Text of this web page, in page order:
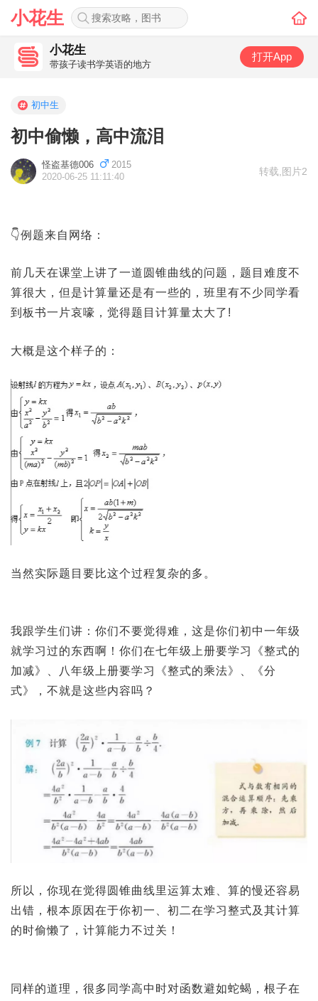
小花生
小花生
带孩子读书学英语的地方
打开App
初中生
初中偷懒，高中流泪
怪盗基德006
2015
2020-06-25 11:11:40
转载 图片2
👇例题来自网络：
前几天在课堂上讲了一道圆锥曲线的问题，题目难度不
算很大，但是计算量还是有一些的，班里有不少同学看
到板书一片哀嚎，觉得题目计算量太大了!
大概是这个样子的：
当然实际题目要比这个过程复杂的多。
我跟学生们讲：你们不要觉得难，这是你们初中一年级
就学习过的东西啊！你们在七年级上册要学习《整式的
加减》、八年级上册要学习《整式的乘法》、《分
式》，不就是这些内容吗？
所以，你现在觉得圆锥曲线里运算太难、算的慢还容易
出错，根本原因在于你初一、初二在学习整式及其计算
的时偷懒了，计算能力不过关！
同样的道理，很多同学高中时对函数避如蛇蝎，根子在